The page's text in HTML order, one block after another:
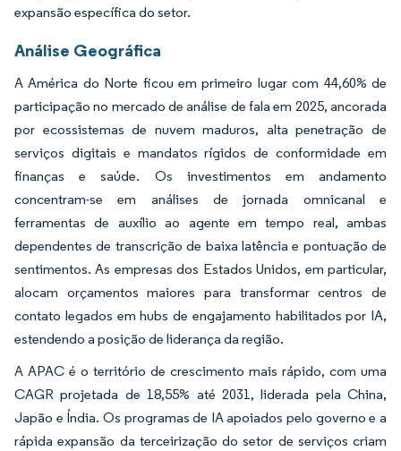
expansão específica do setor.
Análise Geográfica
A América do Norte ficou em primeiro lugar com 44,60% de
participação no mercado de análise de fala em 2025, ancorada
por ecossistemas de nuvem maduros, alta penetração de
serviços digitais e mandatos rígidos de conformidade em
finanças e saúde. Os investimentos em andamento
concentram-se em análises de jornada omnicanal e
ferramentas de auxílio ao agente em tempo real, ambas
dependentes de transcrição de baixa latência e pontuação de
sentimentos. As empresas dos Estados Unidos, em particular,
alocam orçamentos maiores para transformar centros de
contato legados em hubs de engajamento habilitados por IA,
estendendo a posição de liderança da região.
A APAC é o território de crescimento mais rápido, com uma
CAGR projetada de 18,55% até 2031, liderada pela China,
Japão e Índia. Os programas de IA apoiados pelo governo e a
rápida expansão da terceirização do setor de serviços criam